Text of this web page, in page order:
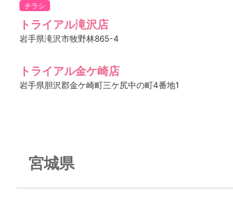
チラシ
トライアル滝沢店
岩手県滝沢市牧野林865-4
トライアル金ケ崎店
岩手県胆沢郡金ケ崎町三ケ尻中の町4番地1
宮城県